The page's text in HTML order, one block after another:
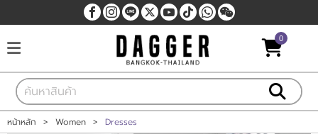
สมัครสมาชิก
สินค้าที่สนใจ ( 0 )
0
หน้าหลัก > Women > Dresses